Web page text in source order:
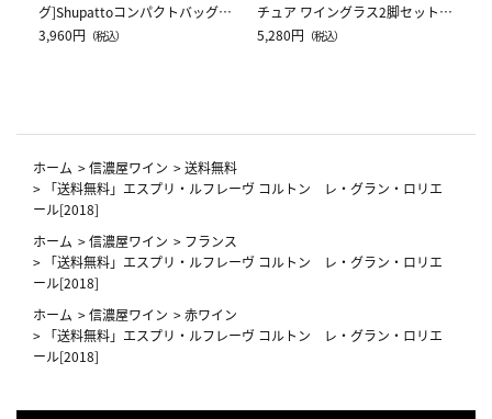
グ]Shupattoコンパクトバッグ
Drop JAL客室乗務員（LC）スカ
3,960円 （税込）
チュア ワイングラス2脚セット
（レッドワイン）
5,280円 （税込）
ホーム >信濃屋ワイン >送料無料
> 「送料無料」エスプリ・ルフレーヴ コルトン レ・グラン・ロリエ
ール[2018]
ホーム >信濃屋ワイン > フランス
> 「送料無料」エスプリ・ルフレーヴ コルトン レ・グラン・ロリエ
ール[2018]
ホーム >信濃屋ワイン >赤ワイン
> 「送料無料」エスプリ・ルフレーヴ コルトン レ・グラン・ロリエ
ール[2018]